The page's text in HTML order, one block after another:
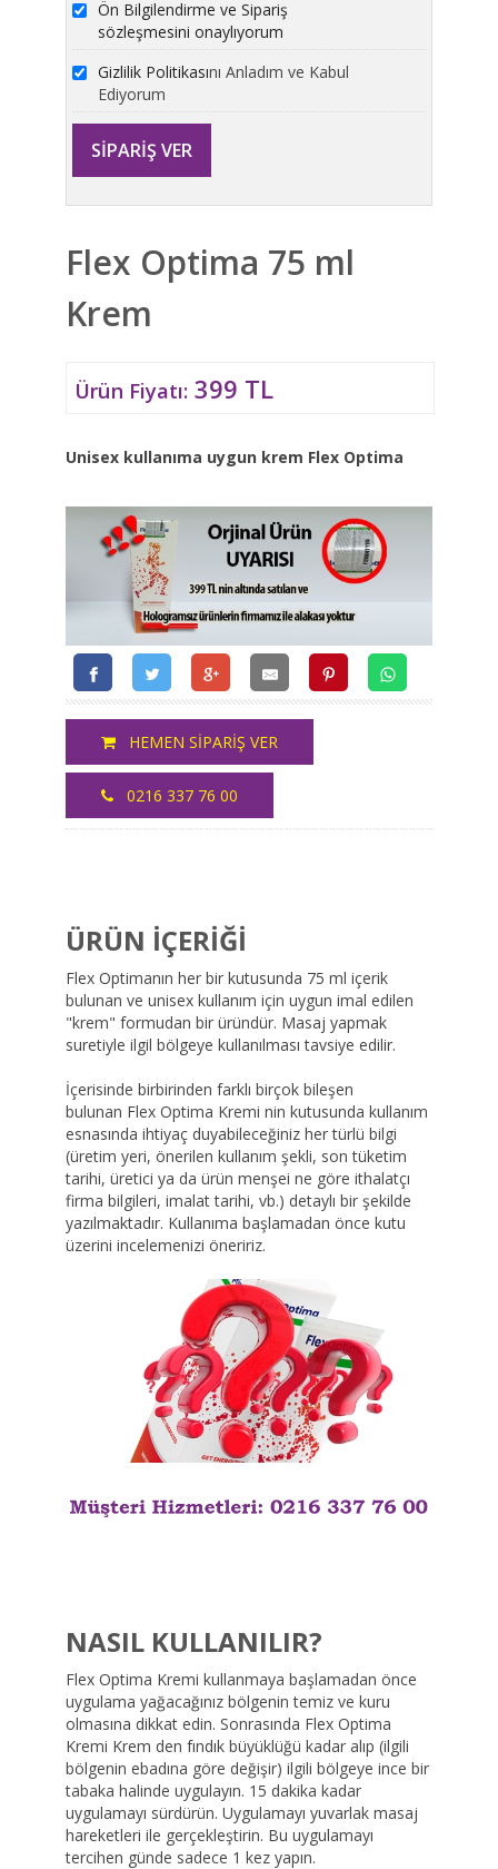
Ön Bilgilendirme ve Sipariş
sözleşmesini onaylıyorum
Gizlilik Politikasını Anladım ve Kabul
Ediyorum
Flex Optima 75 ml
Krem
Ürün Fiyatı:399 TL
Unisex kullanıma uygun krem Flex Optima
HEMEN SİPARİŞ VER
0216 337 76 00
ÜRÜN İÇERİĞİ
Flex Optimanın her bir kutusunda 75 ml içerik
bulunan ve unisex kullanım için uygun imal edilen
"krem" formudan bir üründür. Masaj yapmak
suretiyle ilgil bölgeye kullanılması tavsiye edilir.
İçerisinde birbirinden farklı birçok bileşen
bulunan Flex Optima Kremi nin kutusunda kullanım
esnasında ihtiyaç duyabileceğiniz her türlü bilgi
(üretim yeri, önerilen kullanım şekli, son tüketim
tarihi, üretici ya da ürün menşei ne göre ithalatçı
firma bilgileri, imalat tarihi, vb.) detaylı bir şekilde
yazılmaktadır. Kullanıma başlamadan önce kutu
üzerini incelemenizi öneririz.
NASIL KULLANILIR?
Flex Optima Kremi kullanmaya başlamadan önce
uygulama yağacağınız bölgenin temiz ve kuru
olmasına dikkat edin. Sonrasında Flex Optima
Kremi Krem den fındık büyüklüğü kadar alıp (ilgili
bölgenin ebadına göre değişir) ilgili bölgeye ince bir
tabaka halinde uygulayın. 15 dakika kadar
uygulamayı sürdürün. Uygulamayı yuvarlak masaj
hareketleri ile gerçekleştirin. Bu uygulamayı
tercihen günde sadece 1 kez yapın.